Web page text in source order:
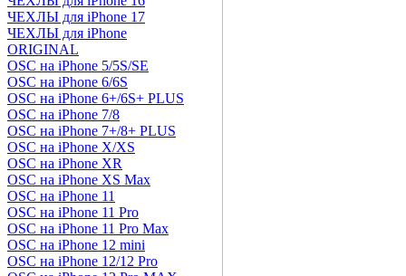
ЧЕХЛЫ для iPhone 17
ЧЕХЛЫ для iPhone
ORIGINAL
OSC на iPhone 5/5S/SE
OSC на iPhone 6/6S
OSC на iPhone 6+/6S+ PLUS
OSC на iPhone 7/8
OSC на iPhone 7+/8+ PLUS
OSC на iPhone X/XS
OSC на iPhone XR
OSC на iPhone XS Max
OSC на iPhone 11
OSC на iPhone 11 Pro
OSC на iPhone 11 Pro Max
OSC на iPhone 12 mini
OSC на iPhone 12/12 Pro